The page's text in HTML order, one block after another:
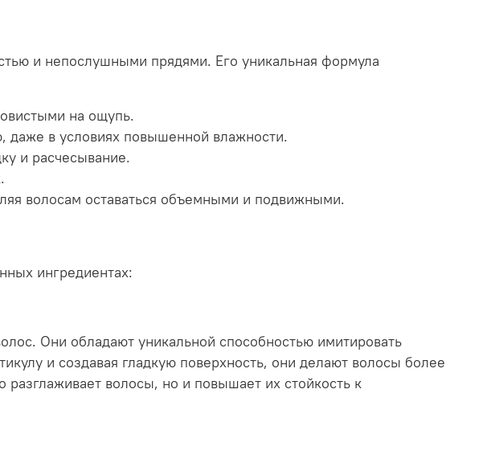
и непослушными прядями. Его уникальная формула
на ощупь.
даже в условиях повышенной влажности.
и расчесывание.
волосам оставаться объемными и подвижными.
ингредиентах:
Они обладают уникальной способностью имитировать
и создавая гладкую поверхность, они делают волосы более
волосы, но и повышает их стойкость к